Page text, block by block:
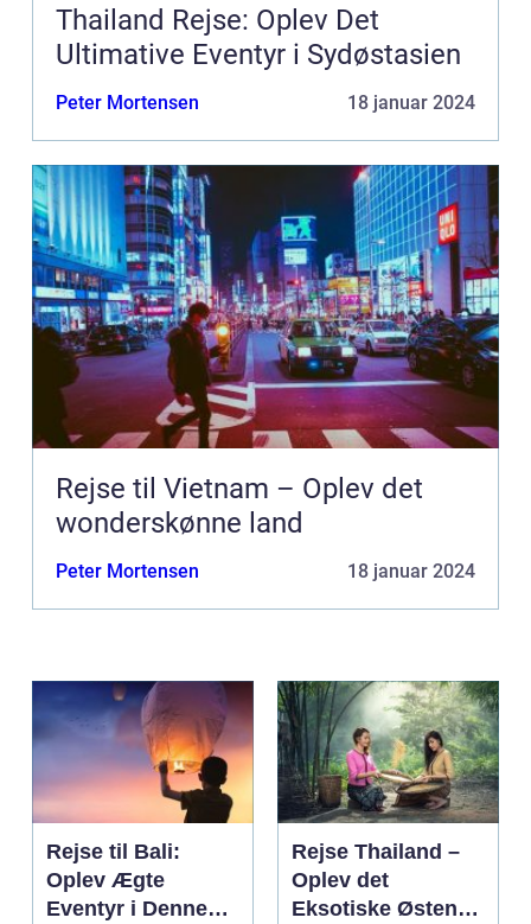
Thailand Rejse: Oplev Det
Ultimative Eventyr i Sydøstasien
Peter Mortensen 18 januar 2024
Rejse til Vietnam – Oplev det
wonderskønne land
Peter Mortensen 18 januar 2024
Rejse til Bali:
Oplev Ægte
Eventyr i Denne
Rejse Thailand –
Oplev det
Eksotiske Østens